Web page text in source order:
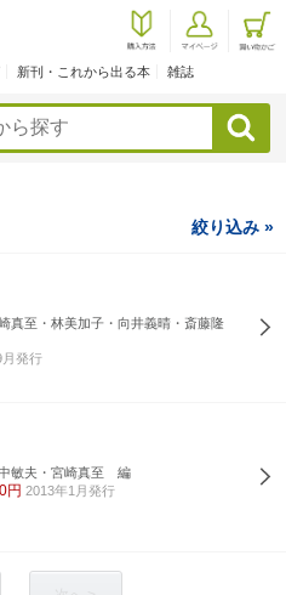
新刊・これから出る本 雑誌
検索
絞り込み »
至・林美加子・向井義晴・斎藤隆
月発行
敏夫・宮崎真至 編
円 2013年1月発行